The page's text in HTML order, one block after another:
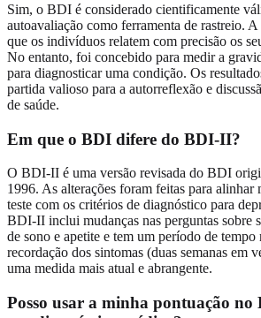
Sim, o BDI é considerado cientificamente
autoavaliação como ferramenta de rastreio.
que os indivíduos relatem com precisão os
No entanto, foi concebido para medir a
para diagnosticar uma condição. Os
partida valioso para a autorreflexão e
de saúde.
Em que o BDI difere do BDI-II?
O BDI-II é uma versão revisada do BDI
1996. As alterações foram feitas para alinhar
teste com os critérios de diagnóstico para
BDI-II inclui mudanças nas perguntas sobre
de sono e apetite e tem um período de tempo
recordação dos sintomas (duas semanas em
uma medida mais atual e abrangente.
Posso usar a minha pontuação